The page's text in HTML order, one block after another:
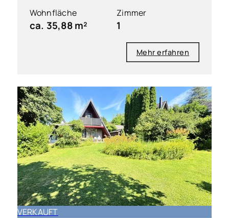
Wohnfläche
ca. 35,88 m²
Zimmer
1
Mehr erfahren
VERKAUFT